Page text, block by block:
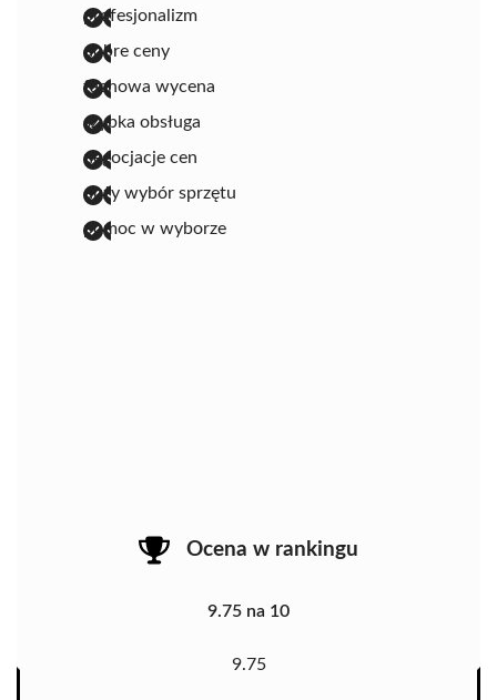
profesjonalizm
dobre ceny
fachowa wycena
szybka obsługa
negocjacje cen
duży wybór sprzętu
pomoc w wyborze
Ocena w rankingu
9.75 na 10
9.75